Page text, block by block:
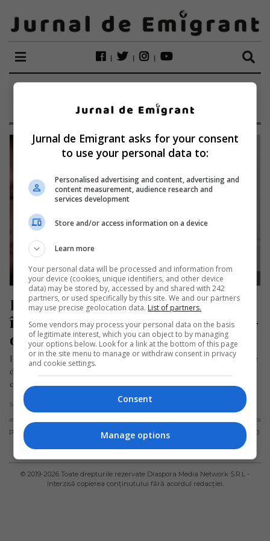
COLEGI
Român din Anglia, nevoit să-și
încuie mâncarea în dulap ca să nu i-
o mai fure colegii de casă
Ionut Oprea, un român stabilit în Marea Britanie, în apropiere
de Manchester, a povestit pentru Anunțul UK cum un
conațional…
Scris de Mihai Diaconu - sâmbătă, 20 aprilie 2024
PUBLICITATE
UTILIZARE
POLITICA DE
CONFIDENȚIALITATE
POLITICA PRIVIND
COOKIES
© 2019-2026 Toate drepturile rezervate Diaspora Media Network S.R.L -
Interzisă copierea conținutului fără acordul redacției.
Jurnal de Emigrant asks for your consent
to use your personal data to:
Personalised advertising and content, advertising and
content measurement, audience research and
services development
Store and/or access information on a device
Learn more
Your personal data will be processed and information from
your device (cookies, unique identifiers, and other device
data) may be stored by, accessed by and shared with 242
partners, or used specifically by this site. We and our partners
may use precise geolocation data. List of partners.
Some vendors may process your personal data on the basis
of legitimate interest, which you can object to by managing
your options below. Look for a link at the bottom of this page
or in the site menu to manage or withdraw consent in privacy
and cookie settings.
Consent
Manage options